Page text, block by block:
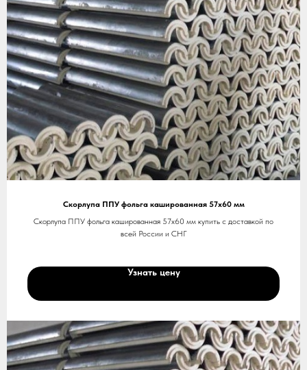
Скорлупа ППУ фольга кашированная 57х60 мм
Скорлупа ППУ фольга кашированная 57х60 мм купить с доставкой по
всей России и СНГ
Узнать цену